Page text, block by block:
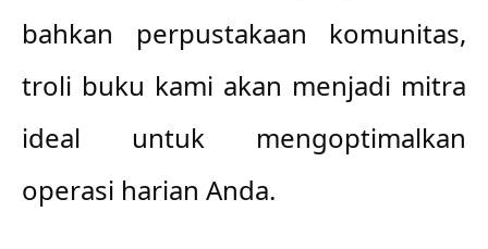
bahkan perpustakaan komunitas,
troli buku kami akan menjadi mitra
ideal untuk mengoptimalkan
operasi harian Anda.